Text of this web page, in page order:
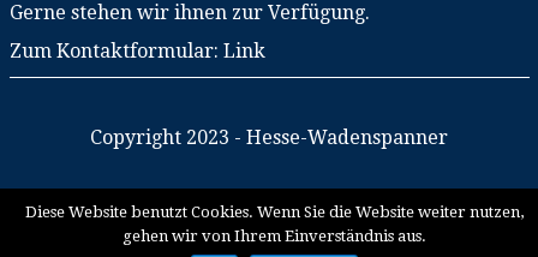
Gerne stehen wir ihnen zur Verfügung.
Zum Kontaktformular: Link
Copyright 2023 - Hesse-Wadenspanner
Diese Website benutzt Cookies. Wenn Sie die Website weiter nutzen,
gehen wir von Ihrem Einverständnis aus.